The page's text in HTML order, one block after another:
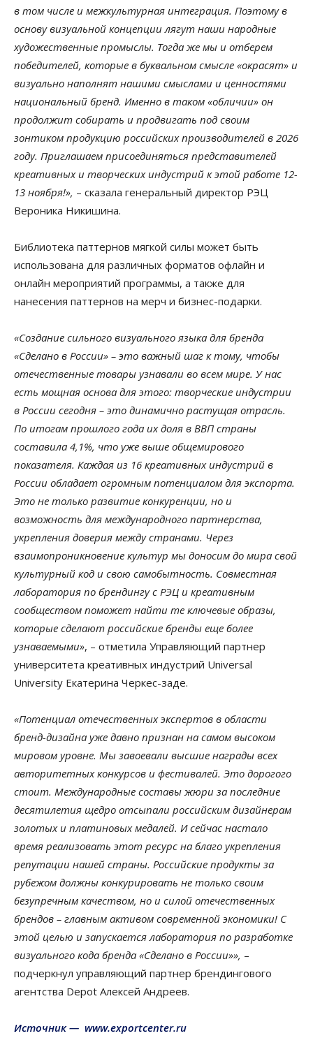
в том числе и межкультурная интеграция. Поэтому в
основу визуальной концепции лягут наши народные
художественные промыслы. Тогда же мы и отберем
победителей, которые в буквальном смысле «окрасят» и
визуально наполнят нашими смыслами и ценностями
национальный бренд. Именно в таком «обличии» он
продолжит собирать и продвигать под своим
зонтиком продукцию российских производителей в 2026
году. Приглашаем присоединяться представителей
креативных и творческих индустрий к этой работе 12-
13 ноября!», – сказала генеральный директор РЭЦ
Вероника Никишина.
Библиотека паттернов мягкой силы может быть
использована для различных форматов офлайн и
онлайн мероприятий программы, а также для
нанесения паттернов на мерч и бизнес-подарки.
«Создание сильного визуального языка для бренда
«Сделано в России» – это важный шаг к тому, чтобы
отечественные товары узнавали во всем мире. У нас
есть мощная основа для этого: творческие индустрии
в России сегодня – это динамично растущая отрасль.
По итогам прошлого года их доля в ВВП страны
составила 4,1%, что уже выше общемирового
показателя. Каждая из 16 креативных индустрий в
России обладает огромным потенциалом для экспорта.
Это не только развитие конкуренции, но и
возможность для международного партнерства,
укрепления доверия между странами. Через
взаимопроникновение культур мы доносим до мира свой
культурный код и свою самобытность. Совместная
лаборатория по брендингу с РЭЦ и креативным
сообществом поможет найти те ключевые образы,
которые сделают российские бренды еще более
узнаваемыми», – отметила Управляющий партнер
университета креативных индустрий Universal
University Екатерина Черкес-заде.
«Потенциал отечественных экспертов в области
бренд-дизайна уже давно признан на самом высоком
мировом уровне. Мы завоевали высшие награды всех
авторитетных конкурсов и фестивалей. Это дорогого
стоит. Международные составы жюри за последние
десятилетия щедро отсыпали российским дизайнерам
золотых и платиновых медалей. И сейчас настало
время реализовать этот ресурс на благо укрепления
репутации нашей страны. Российские продукты за
рубежом должны конкурировать не только своим
безупречным качеством, но и силой отечественных
брендов – главным активом современной экономики! С
этой целью и запускается лаборатория по разработке
визуального кода бренда «Сделано в России»», –
подчеркнул управляющий партнер брендингового
агентства Depot Алексей Андреев.
Источник — www.exportcenter.ru